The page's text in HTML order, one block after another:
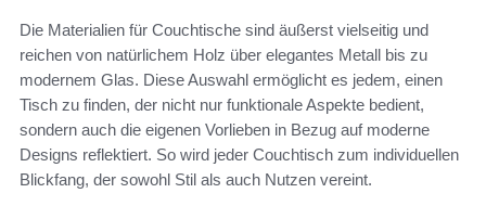
Die Materialien für Couchtische sind äußerst vielseitig und
reichen von natürlichem Holz über elegantes Metall bis zu
modernem Glas. Diese Auswahl ermöglicht es jedem, einen
Tisch zu finden, der nicht nur funktionale Aspekte bedient,
sondern auch die eigenen Vorlieben in Bezug auf moderne
Designs reflektiert. So wird jeder Couchtisch zum individuellen
Blickfang, der sowohl Stil als auch Nutzen vereint.